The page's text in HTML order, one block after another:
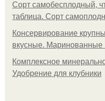
Сорт самобесплодный,
таблица. Сорт
Консервирование
вкусные. Маринованные
Комплексное
Удобрение для клубники